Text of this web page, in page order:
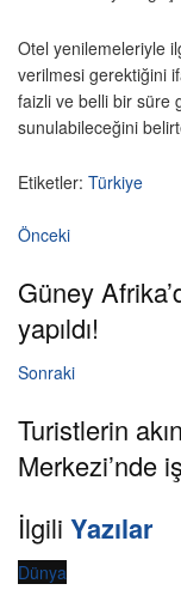
Otel yenilemeleriyle
verilmesi gerektiğini
faizli ve belli bir süre
sunulabileceğini
Etiketler: Türkiye
Önceki
Güney
yapıldı!
Sonraki
Turistlerin
Merkezi’nde
İlgili Yazılar
Dünya